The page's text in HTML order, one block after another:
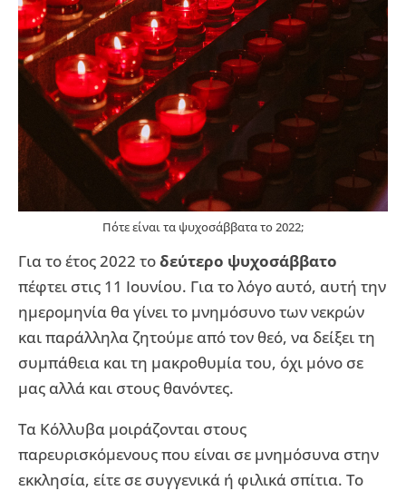
Πότε είναι τα ψυχοσάββατα το 2022;
Για το έτος 2022 τοδεύτερο ψυχοσάββατο
πέφτει στις 11 Ιουνίου. Για το λόγο αυτό, αυτή την
ημερομηνία θα γίνει το μνημόσυνο των νεκρών
και παράλληλα ζητούμε από τον θεό, να δείξει τη
συμπάθεια και τη μακροθυμία του, όχι μόνο σε
μας αλλά και στους θανόντες.
Τα Κόλλυβα μοιράζονται στους
παρευρισκόμενους που είναι σε μνημόσυνα στην
εκκλησία, είτε σε συγγενικά ή φιλικά σπίτια. Το